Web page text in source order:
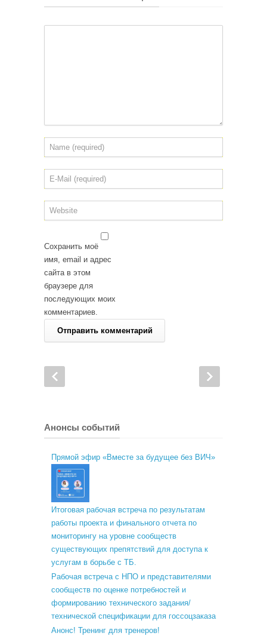
Сохранить моё
имя, email и адрес
сайта в этом
браузере для
последующих моих
комментариев.
Анонсы событий
Прямой эфир «Вместе за будущее без ВИЧ»
Итоговая рабочая встреча по результатам
работы проекта и финального отчета по
мониторингу на уровне сообществ
существующих препятствий для доступа к
услугам в борьбе с ТБ.
Рабочая встреча с НПО и представителями
сообществ по оценке потребностей и
формированию технического задания/
технической спецификации для госсоцзаказа
Анонс! Тренинг для тренеров!